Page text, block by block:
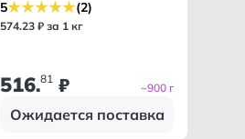
среде /БАХРУШИН МК/
5 (2)
574.23 ₽ за 1 кг
516.81 ₽ ~900 г
Ожидается поставка